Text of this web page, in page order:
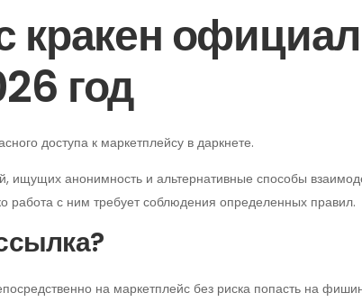
кракен
год
доступа к маркетплейсу в даркнете.
анонимность и альтернативные способы
работа с ним требует соблюдения определенных правил.
на маркетплейс без риска попасть на